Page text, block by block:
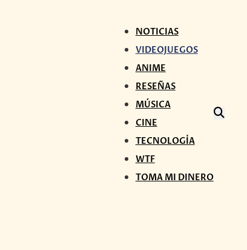
NOTICIAS
VIDEOJUEGOS
ANIME
RESEÑAS
MÚSICA
CINE
TECNOLOGÍA
WTF
TOMA MI DINERO